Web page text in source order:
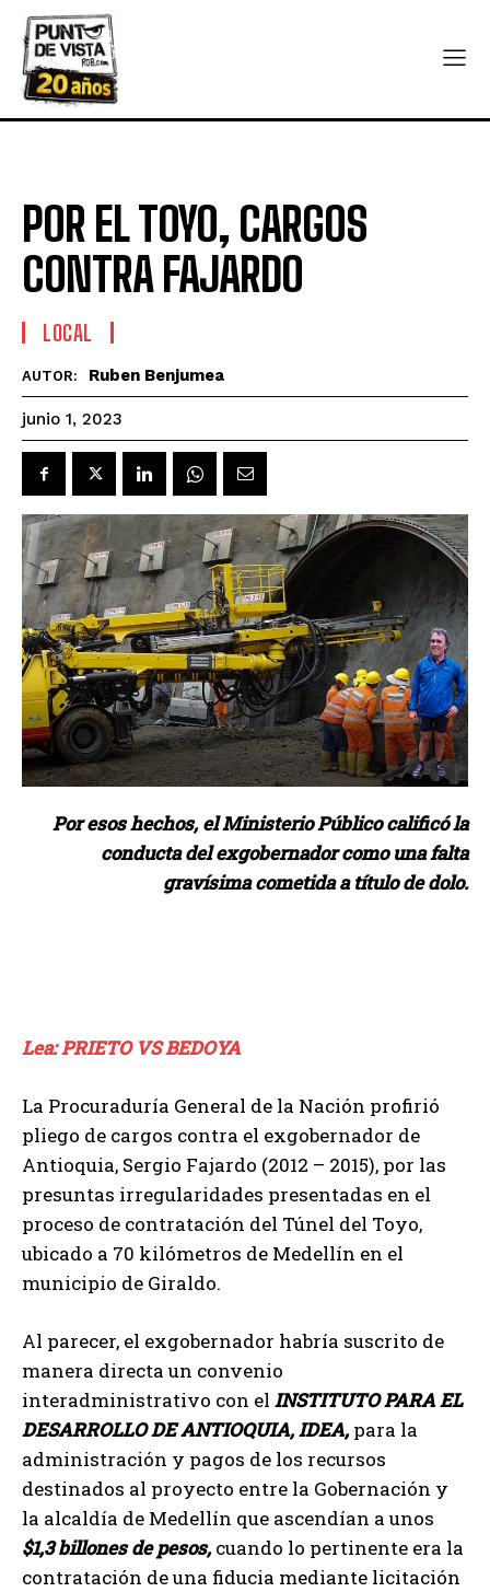
POR EL TOYO, CARGOS
CONTRA FAJARDO
LOCAL
AUTOR: Ruben Benjumea
junio 1, 2023
Por esos hechos, el Ministerio Público calificó la
conducta del exgobernador como una falta
gravísima cometida a título de dolo.
Lea: PRIETO VS BEDOYA
La Procuraduría General de la Nación profirió
pliego de cargos contra el exgobernador de
Antioquia, Sergio Fajardo (2012 – 2015), por las
presuntas irregularidades presentadas en el
proceso de contratación del Túnel del Toyo,
ubicado a 70 kilómetros de Medellín en el
municipio de Giraldo.
Al parecer, el exgobernador habría suscrito de
manera directa un convenio
interadministrativo con el INSTITUTO PARA EL
DESARROLLO DE ANTIOQUIA, IDEA,para la
administración y pagos de los recursos
destinados al proyecto entre la Gobernación y
la alcaldía de Medellín que ascendían a unos
$1,3 billones de pesos,cuando lo pertinente era la
contratación de una fiducia mediante licitación